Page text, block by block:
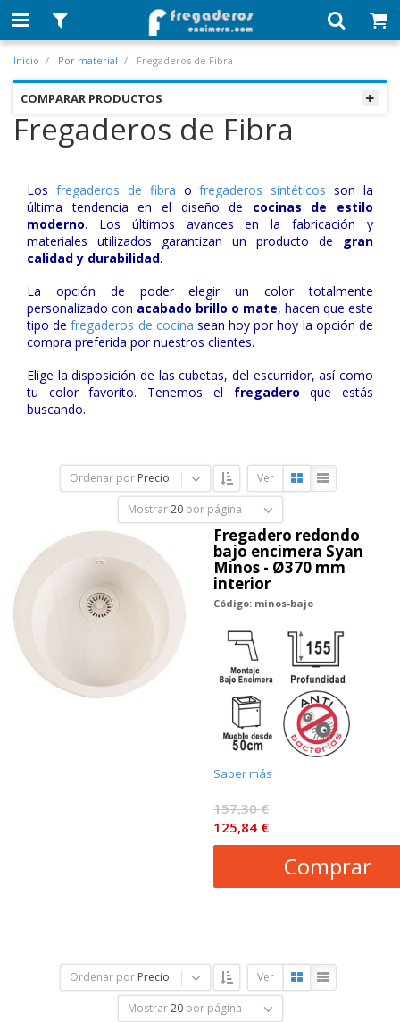
Inicio Por material Fregaderos de Fibra
COMPARAR PRODUCTOS
Fregaderos de Fibra
Los fregaderos de fibra ofregaderos sintéticos son la
última tendencia en el diseño de cocinas de estilo
moderno. Los últimos avances en la fabricación y
materiales utilizados garantizan un producto de gran
calidad y durabilidad.
La opción de poder elegir un color totalmente
personalizado con acabado brillo o mate, hacen que este
tipo defregaderos de cocina sean hoy por hoy la opción de
compra preferida por nuestros clientes.
Elige la disposición de las cubetas, del escurridor, así como
tu color favorito. Tenemos el fregadero que estás
buscando.
Ordenar por Precio Ver
Mostrar 20 por página
Fregadero redondo
bajo encimera Syan
Minos - Ø370 mm
interior
Código: minos-bajo
Saber más
157,30 €
125,84 €
Comprar
Ordenar por Precio Ver
Mostrar 20 por página